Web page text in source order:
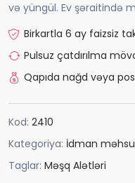
və yüngül. Ev şəraitində
Birkartla 6 ay faizsiz
Pulsuz çatdırılma
Qapıda nağd vəya
Kod: 2410
Kategoriya: İdman
Taglar: Məşq Alətləri